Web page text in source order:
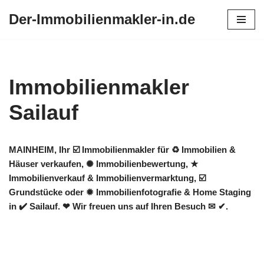
Der-Immobilienmakler-in.de
Immobilienmakler
Sailauf
MAINHEIM, Ihr ☑️ Immobilienmakler für ♻ Immobilien &
Häuser verkaufen, ✺ Immobilienbewertung, ★
Immobilienverkauf & Immobilienvermarktung, ☑️
Grundstücke oder ✹ Immobilienfotografie & Home Staging
in ✔️ Sailauf. ❤ Wir freuen uns auf Ihren Besuch ✉ ✔.